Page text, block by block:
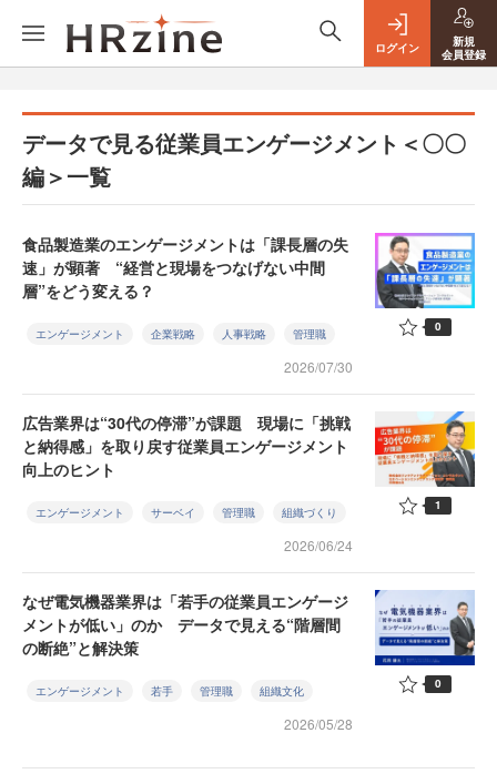
ログイン
新規
会員登録
データで見る従業員エンゲージメント＜〇〇
編＞一覧
食品製造業のエンゲージメントは「課長層の失
速」が顕著 “経営と現場をつなげない中間
層”をどう変える？
エンゲージメント 企業戦略 人事戦略 管理職
2026/07/30
0
広告業界は“30代の停滞”が課題 現場に「挑戦
と納得感」を取り戻す従業員エンゲージメント
向上のヒント
エンゲージメント サーベイ 管理職 組織づくり
2026/06/24
1
なぜ電気機器業界は「若手の従業員エンゲージ
メントが低い」のか データで見える“階層間
の断絶”と解決策
エンゲージメント 若手 管理職 組織文化
2026/05/28
0